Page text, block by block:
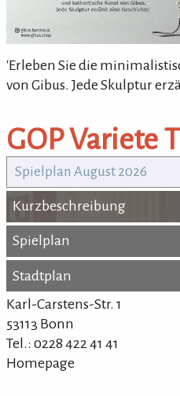
'Erleben Sie die
von Gibus. Jede Skulptur
GOP Variete
Spielplan August 2026
Kurzbeschreibung
Kurzbeschreibung
Spielplan
Spielplan
Stadtplan
Stadtplan
Karl-Carstens-Str. 1
53113 Bonn
Tel.: 0228 422 41 41
Homepage